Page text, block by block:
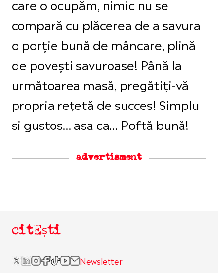
care o ocupăm, nimic nu se
compară cu plăcerea de a savura
o porție bună de mâncare, plină
de povești savuroase! Până la
următoarea masă, pregătiți-vă
propria rețetă de succes! Simplu
si gustos… asa ca… Poftă bună!
advertisment
citEști
Newsletter